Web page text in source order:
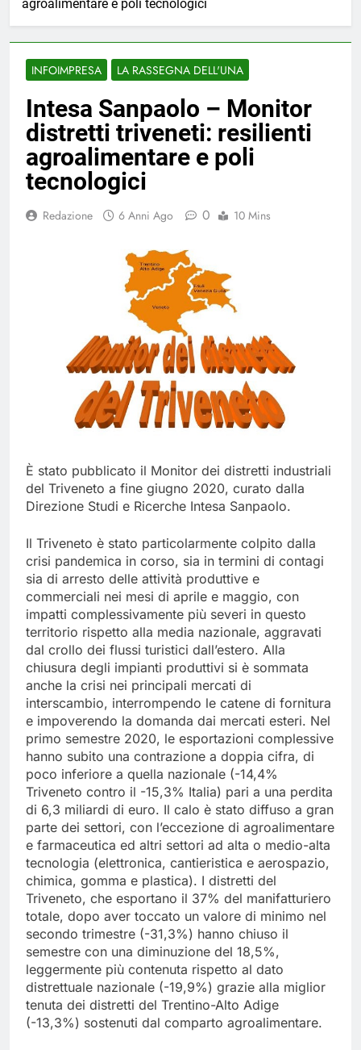
agroalimentare e poli tecnologici
INFOIMPRESA LA RASSEGNA DELL'UNA
Intesa Sanpaolo – Monitor
distretti triveneti: resilienti
agroalimentare e poli
tecnologici
Redazione 6 Anni Ago 0 10 Mins
È stato pubblicato il Monitor dei distretti industriali
del Triveneto a fine giugno 2020, curato dalla
Direzione Studi e Ricerche Intesa Sanpaolo.
Il Triveneto è stato particolarmente colpito dalla
crisi pandemica in corso, sia in termini di contagi
sia di arresto delle attività produttive e
commerciali nei mesi di aprile e maggio, con
impatti complessivamente più severi in questo
territorio rispetto alla media nazionale, aggravati
dal crollo dei flussi turistici dall’estero. Alla
chiusura degli impianti produttivi si è sommata
anche la crisi nei principali mercati di
interscambio, interrompendo le catene di fornitura
e impoverendo la domanda dai mercati esteri. Nel
primo semestre 2020, le esportazioni complessive
hanno subito una contrazione a doppia cifra, di
poco inferiore a quella nazionale (-14,4%
Triveneto contro il -15,3% Italia) pari a una perdita
di 6,3 miliardi di euro. Il calo è stato diffuso a gran
parte dei settori, con l’eccezione di agroalimentare
e farmaceutica ed altri settori ad alta o medio-alta
tecnologia (elettronica, cantieristica e aerospazio,
chimica, gomma e plastica). I distretti del
Triveneto, che esportano il 37% del manifatturiero
totale, dopo aver toccato un valore di minimo nel
secondo trimestre (-31,3%) hanno chiuso il
semestre con una diminuzione del 18,5%,
leggermente più contenuta rispetto al dato
distrettuale nazionale (-19,9%) grazie alla miglior
tenuta dei distretti del Trentino-Alto Adige
(-13,3%) sostenuti dal comparto agroalimentare.